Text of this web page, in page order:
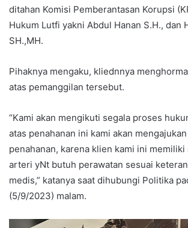
ditahan Komisi Pemberantasan Korupsi
Hukum Lutfi yakni Abdul Hanan S.H., dan
SH.,MH.
Pihaknya mengaku, kliednnya
atas pemanggilan tersebut.
“Kami akan mengikuti segala proses
atas penahanan ini kami akan
penahanan, karena klien kami ini
arteri yNt butuh perawatan sesuai
medis,” katanya saat dihubungi Politika
(5/9/2023) malam.